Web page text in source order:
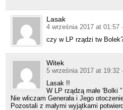
Lasak
4 września 2017 at 01:57
czy w LP rządzi tw
Witek
5 września 2017 at 19:32
Lasak !!
W LP rządzą małe 'Bolki
Nie wliczam Generała i Jego
Pozostali z małymi wyjątkami